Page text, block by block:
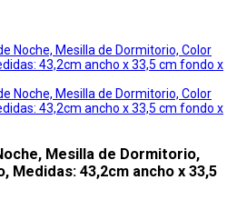
Mesilla de Dormitorio,
Medidas: 43,2cm ancho x 33,5